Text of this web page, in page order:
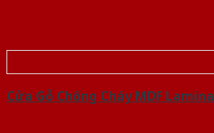
Cửa Gỗ Chống Cháy MDF